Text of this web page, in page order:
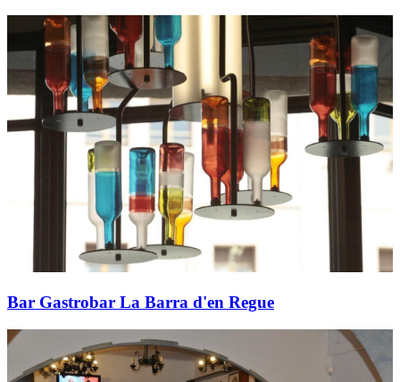
Bar Gastrobar La Barra d'en Regue